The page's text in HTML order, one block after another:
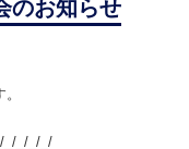
のお知らせ
_/_/_/